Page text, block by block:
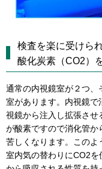
検査を楽に受けら
酸化炭素（CO2）
通常の内視鏡室が２つ、
室があります。内視鏡で
視鏡から注入し拡張させ
が酸素ですので消化管
苦しくなります。このよ
室内気の替わりにCO2